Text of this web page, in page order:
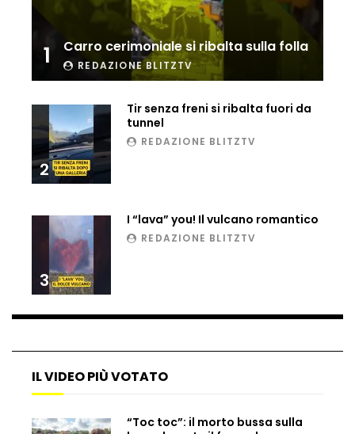
Incidente aereo a Mogadiscio, aereo
perde il controllo
i droni russi
Tir bloccato sul passaggio a livello:
Parco divertimenti, attrazione cede
all’improvviso
tragedia a Petén
Russia sotto zero: fiumi congelati e navi
rompighiaccio a Mosca
1 Carro cerimoniale si ribalta sulla folla
REDAZIONE BLITZTV
2
Tir senza freni si ribalta fuori da
tunnel
REDAZIONE BLITZTV
3
I “lava” you! Il vulcano romantico
REDAZIONE BLITZTV
IL VIDEO PIÙ VOTATO
“Toc toc”: il morto bussa sulla